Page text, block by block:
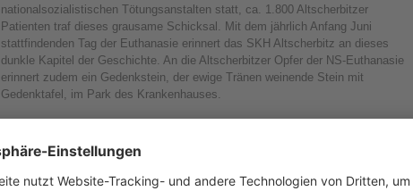
nationalsozialistischen Tötungsanstalten statt, ca. 1.800 Altscherbitzer
Patienten traf dieses grausame Schicksal. Mit dem jährlich Anfang Juni
stattfindenden Tag der Euthanasie erinnert das SKH Altscherbitz an dieses
dunkle Kapitel der Geschichte. An die Altscherbitzer Opfer der NS-Euthanasie
erinnert zudem ein Gedenkstein, der ewige Tränen weinende Stein mit
Gedenktafel, im Park des Krankenhauses.
Gebäuden. Ein Haus diente als Haftkrankenhaus, ein anderes als
damaligen Zeit entsprechenden modernen Klinik.